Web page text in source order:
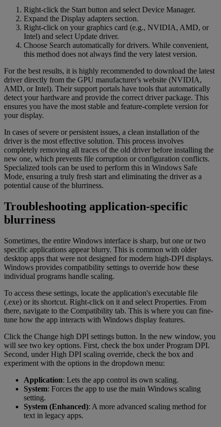
Right-click the Start button and select Device Manager.
Expand the Display adapters section.
Right-click on your graphics card (e.g., NVIDIA, AMD, or
Intel) and select Update driver.
Choose Search automatically for drivers. While convenient,
this method does not always find the very latest version.
For the best results, it is highly recommended to download the latest
driver directly from the GPU manufacturer's website (NVIDIA,
AMD, or Intel). Their support portals have tools that automatically
detect your hardware and provide the correct driver package. This
ensures you have the most stable and feature-complete version for
your display.
In cases of severe or persistent issues, a clean installation of the
driver is the most effective solution. This process involves
completely removing all traces of the old driver before installing the
new one, which prevents file corruption or configuration conflicts.
Specialized tools can be used to perform this in Windows Safe
Mode, ensuring a truly fresh start and eliminating the driver as a
potential cause of the blurriness.
Troubleshooting application-specific
blurriness
Sometimes, the entire Windows interface is sharp, but one or two
specific applications appear blurry. This is common with older
desktop apps that were not designed for modern high-DPI displays.
Windows provides compatibility settings to override how these
individual programs handle scaling.
To access these settings, locate the application's executable file
(.exe) or its shortcut. Right-click on it and select Properties. From
there, navigate to the Compatibility tab. This is where you can fine-
tune how the app interacts with Windows display features.
Click the Change high DPI settings button. In the new window, you
will see two key options. First, check the box under Program DPI.
Second, under High DPI scaling override, check the box and
experiment with the options in the dropdown menu:
Application: Lets the app control its own scaling.
System: Forces the app to use the main Windows scaling
setting.
System (Enhanced): A more advanced scaling method for
text in legacy apps.